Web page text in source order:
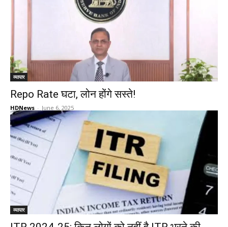
व्यापार
Repo Rate घटा, लोन होंगे सस्ते!
HDNews - June 6, 2025
व्यापार